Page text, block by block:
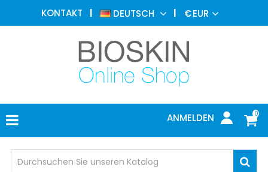
KONTAKT DEUTSCH €EUR
0
ANMELDEN
ÄSTHETISCHE
MEDIZIN
DERMATOLOGIE
PHOTOTHERAPIE
MEDIZINISCH
INDIVIDUEL
SCHUTZ